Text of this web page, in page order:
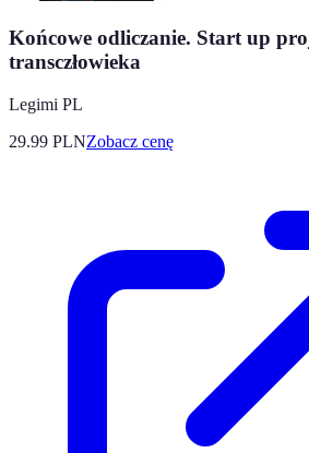
Końcowe odliczanie. Start up
transczłowieka
Legimi PL
29.99 PLNZobacz cenę